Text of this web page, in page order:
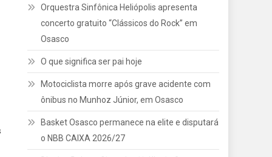
Orquestra Sinfônica Heliópolis apresenta
concerto gratuito “Clássicos do Rock” em
Osasco
O que significa ser pai hoje
Motociclista morre após grave acidente com
ônibus no Munhoz Júnior, em Osasco
Basket Osasco permanece na elite e disputará
o NBB CAIXA 2026/27